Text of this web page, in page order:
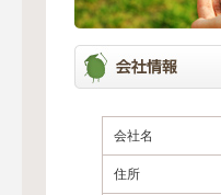
会社名
住所